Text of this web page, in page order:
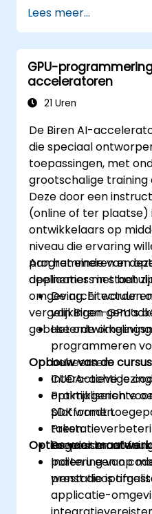
Lees meer...
GPU-
acceleratoren
21 Uren
De Biren AI-
die speciaal
toepassingen, met
grootschalige training
Deze door een
(online of ter plaatse)
ontwikkelaars op
niveau die ervaring
programmeren en
applicaties met
omgeving. Er worden
vergelijkingen
gebaseerde
Aan het einde van
deelnemers in staat
De architectuur
van Biren-GPU’s
Het
programmeren
beheersen.
CUDA-achtige
optimaliseren
platformen.
toepassen en
Opbouw van de cursus
Interactieve
Praktijkgerichte
SDK wordt
taken.
Begeleide
portering van
Opties voor
Indien u een op
wenst die is
applicatie-